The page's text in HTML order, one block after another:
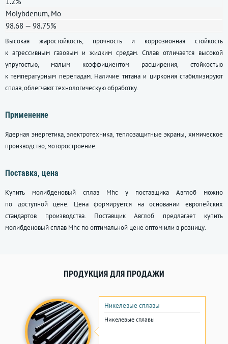
Molybdenum, Mo
98.68 — 98.75%
Высокая жаростойкость, прочность и коррозионная стойкость
к агрессивным газовым и жидким средам. Сплав отличается высокой
упругостью, малым коэффициентом расширения, стойкостью
к температурным перепадам. Наличие титана и циркония стабилизируют
сплав, облегчают технологическую обработку.
Применение
Ядерная энергетика, электротехника, теплозащитные экраны, химическое
производство, моторостроение.
Поставка, цена
Купить молибденовый сплав Mhc у поставщика Авглоб можно
по доступной цене. Цена формируется на основании европейских
стандартов производства. Поставщик Авглоб предлагает купить
молибденовый сплав Mhc по оптимальной цене оптом или в розницу.
ПРОДУКЦИЯ ДЛЯ ПРОДАЖИ
Никелевые сплавы
Никелевые сплавы